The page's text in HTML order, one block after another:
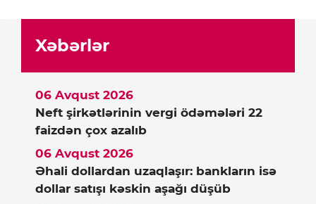
Xəbərlər
Neft şirkətlərinin vergi ödəmələri 22
faizdən çox azalıb
06 Avqust 2026
Əhali dollardan uzaqlaşır: bankların isə
dollar satışı kəskin aşağı düşüb
06 Avqust 2026